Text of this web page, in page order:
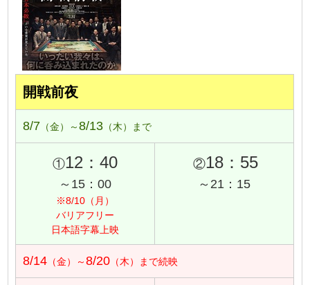
開戦前夜
8/7 （金）～8/13 （木）まで
①12：40
～15：00
※8/10（月）
バリアフリー
日本語字幕上映
②18：55
～21：15
8/14 （金）～8/20 （木）まで続映